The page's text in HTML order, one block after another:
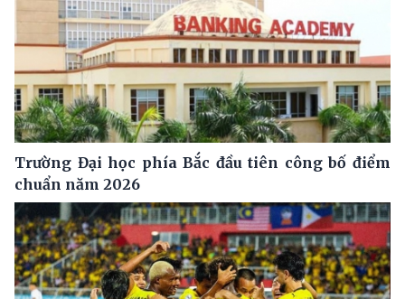
Trường Đại học phía Bắc đầu tiên công bố điểm
chuẩn năm 2026